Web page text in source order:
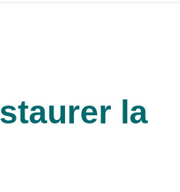
la